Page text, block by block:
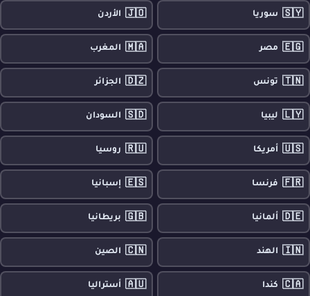
🇸🇾 سوريا 🇯🇴 الأردن
🇪🇬 مصر 🇲🇦 المغرب
🇹🇳 تونس 🇩🇿 الجزائر
🇱🇾 ليبيا 🇸🇩 السودان
🇺🇸 أمريكا 🇷🇺 روسيا
🇫🇷 فرنسا 🇪🇸 إسبانيا
🇩🇪 ألمانيا 🇬🇧 بريطانيا
🇮🇳 الهند 🇨🇳 الصين
🇨🇦 كندا 🇦🇺 أستراليا